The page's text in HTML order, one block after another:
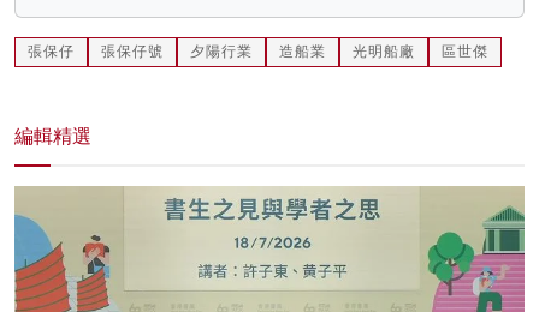
張保仔 張保仔號 夕陽行業 造船業 光明船廠 區世傑
編輯精選